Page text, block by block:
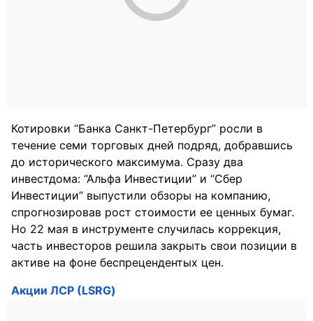
Котировки “Банка Санкт-Петербург” росли в
течение семи торговых дней подряд, добравшись
до исторического максимума. Сразу два
инвестдома: “Альфа Инвестиции” и “Сбер
Инвестиции” выпустили обзоры на компанию,
спрогнозировав рост стоимости ее ценных бумаг.
Но 22 мая в инструменте случилась коррекция,
часть инвесторов решила закрыть свои позиции в
активе на фоне беспрецендентых цен.
Акции ЛСР (LSRG)